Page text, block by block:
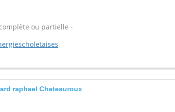
ou partielle -
raphael Chateauroux